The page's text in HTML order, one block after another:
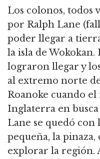
Los colonos, todos
por Ralph Lane
poder llegar a
la isla de
lograron llegar y
al extremo norte
Roanoke cuando
Inglaterra en
Lane se quedó con
pequeña, la
explorar la región.